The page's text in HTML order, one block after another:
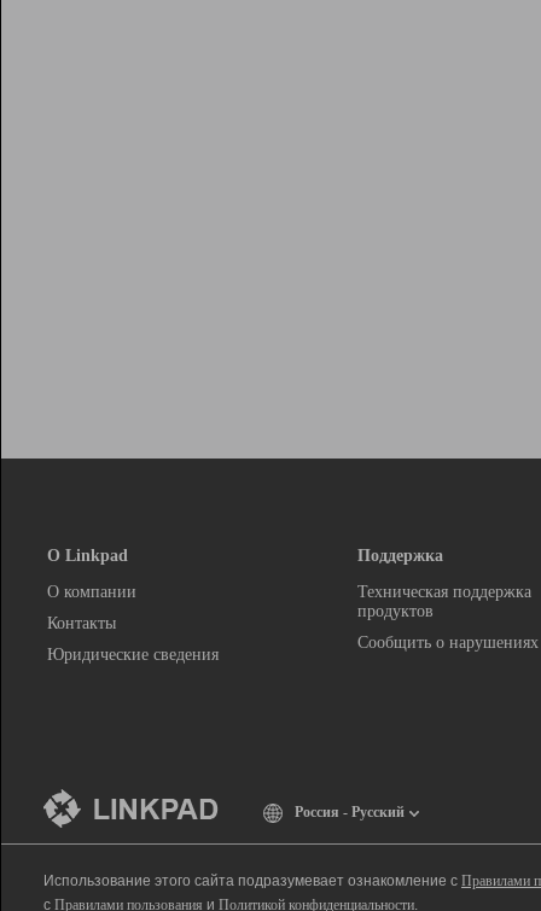
О Linkpad
О компании
Контакты
Юридические сведения
Поддержка
Техническая поддержка
продуктов
Сообщить о нарушениях
Россия - Русский
Использование этого сайта подразумевает ознакомление с Правилами
с Правилами пользования и Политикой конфиденциальности.